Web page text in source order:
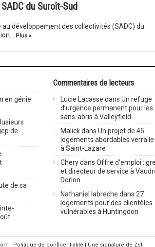
du Suroît-Sud
au développement des collectivités (SADC) du
Plus »
en génie
de
de sa
Commentaires de lecteurs
Lucie Lacasse dans Un refuge
d’urgence permanent pour les
sans-abris à Valleyfield
Malickdans Un projet de 45
logements abordables verra
à Saint-Lazare
Cherydans Offre d’emploi :
et directeur de service à
Dorion
Nathaniel labreche dans 27
logements pour des clientèles
vulnérables à Huntingdon
| Politique de confidentialité | Une signature de Zel.